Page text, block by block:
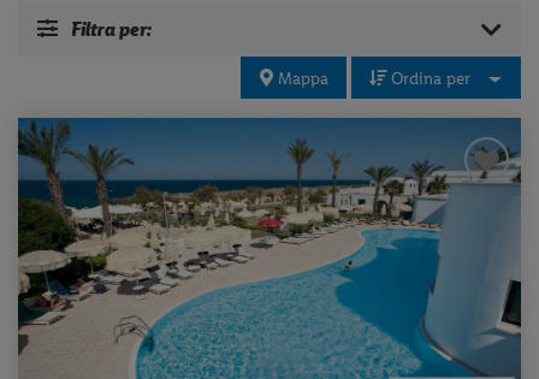
Filtra per:
Mappa Ordina per